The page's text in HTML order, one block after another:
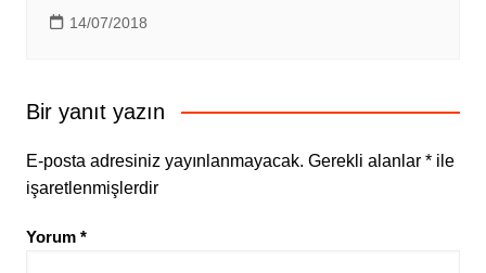
14/07/2018
Bir yanıt yazın
E-posta adresiniz yayınlanmayacak. Gerekli alanlar *ile
işaretlenmişlerdir
Yorum *